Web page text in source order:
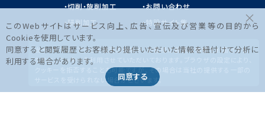
切削・旋削加工
研削加工
お問い合わせ
特設サイト集
当サイトでは、アクセス状況の分析や、お客様に最適な情報をお届けする
ために、クッキーを利用させていただいております。ブラウザの設定により、
クッキーを拒否することも可能ですが、その場合は当社の提供する一部の
サービスを受けられない場合がございます。
このWebサイトはサービス向上、広告、宣伝及び営業等の目的から
Cookieを使用しています。
同意すると閲覧履歴とお客様より提供いただいた情報を紐付けて分析に
利用する場合があります。
同意する
×